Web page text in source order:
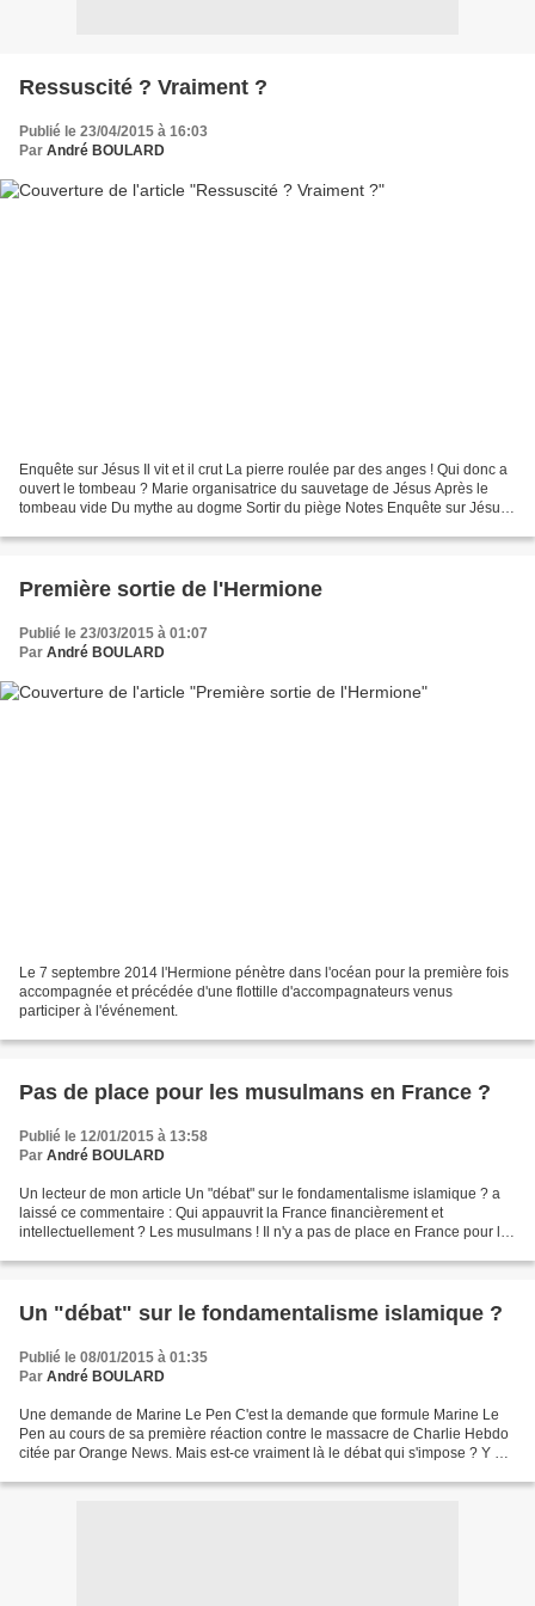
Ressuscité ? Vraiment ?
Publié le 23/04/2015 à 16:03
Par André BOULARD
Enquête sur Jésus Il vit et il crut La pierre roulée par des anges ! Qui donc a
ouvert le tombeau ? Marie organisatrice du sauvetage de Jésus Après le
tombeau vide Du mythe au dogme Sortir du piège Notes Enquête sur Jésus
Première sortie de l'Hermione
Publié le 23/03/2015 à 01:07
Par André BOULARD
Le 7 septembre 2014 l'Hermione pénètre dans l'océan pour la première fois
accompagnée et précédée d'une flottille d'accompagnateurs venus
participer à l'événement.
Pas de place pour les musulmans en France ?
Publié le 12/01/2015 à 13:58
Par André BOULARD
Un lecteur de mon article Un "débat" sur le fondamentalisme islamique ? a
laissé ce commentaire : Qui appauvrit la France financièrement et
intellectuellement ? Les musulmans ! Il n'y a pas de place en France pour les
Un "débat" sur le fondamentalisme islamique ?
Publié le 08/01/2015 à 01:35
Par André BOULARD
Une demande de Marine Le Pen C'est la demande que formule Marine Le
Pen au cours de sa première réaction contre le massacre de Charlie Hebdo
citée par Orange News. Mais est-ce vraiment là le débat qui s'impose ? Y a-t-